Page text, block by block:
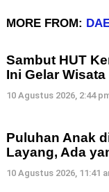
MORE FROM:
Sambut HUT
Ini Gelar
10 Agustus 2026, 2:44
Puluhan Anak
Layang, Ada
10 Agustus 2026, 11:41